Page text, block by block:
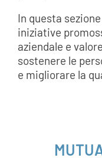
In questa
iniziative
aziendale e
sostenere le
e migliorare la